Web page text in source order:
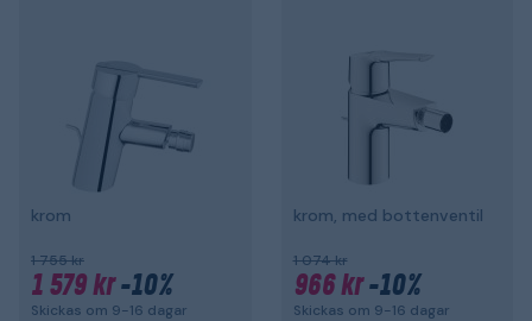
krom
1 755 kr
1 579 kr-10%
Skickas om 9-16 dagar
krom, med bottenventil
1 074 kr
966 kr-10%
Skickas om 9-16 dagar